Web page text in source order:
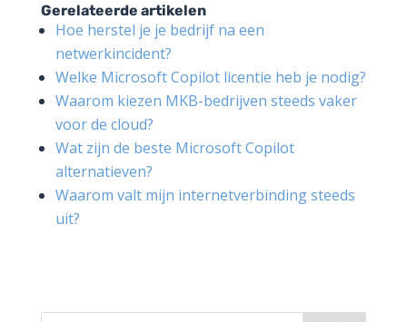
Gerelateerde artikelen
Hoe herstel je je bedrijf na een
netwerkincident?
Welke Microsoft Copilot licentie heb je nodig?
Waarom kiezen MKB-bedrijven steeds vaker
voor de cloud?
Wat zijn de beste Microsoft Copilot
alternatieven?
Waarom valt mijn internetverbinding steeds
uit?